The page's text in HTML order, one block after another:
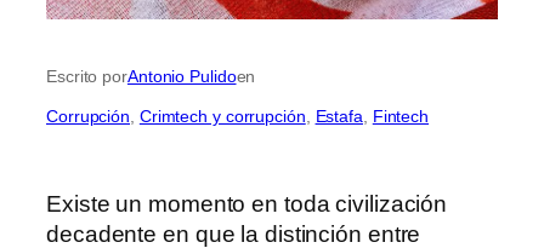
Escrito porAntonio Pulidoen
Corrupción Crimtech y corrupción Estafa Fintech
Existe un momento en toda civilización
decadente en que la distinción entre